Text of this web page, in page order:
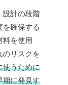
設計の段階
を確保する
料を使用
のリスクを
使うために
期に発見す